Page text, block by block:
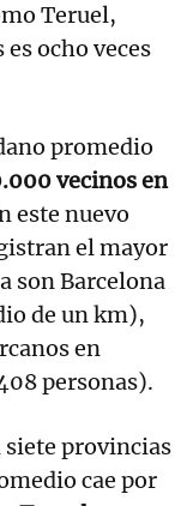
Teruel,
ocho veces
promedio
vecinos en
este nuevo
el mayor
son Barcelona
de un km),
en
personas).
provincias
cae por